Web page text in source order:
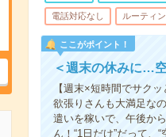
電話対応なし ルーティン
ここがポイント！
＜週末の休みに…
【週末×短時間でサク
欲張りさんも大満足な
遣いを稼いで、午後か
ん！“1日だけ”だって、